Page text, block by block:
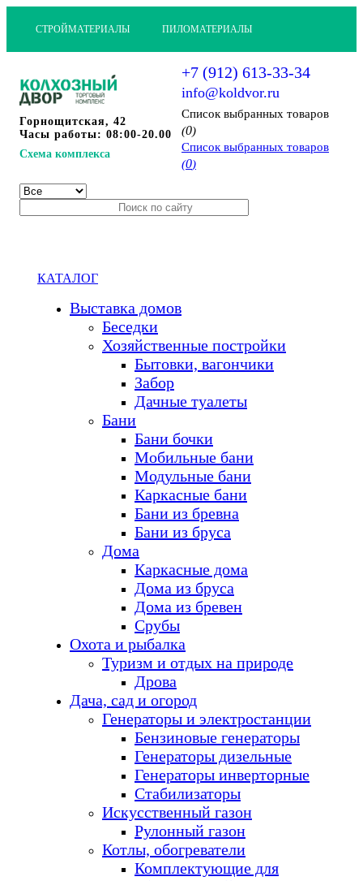
СТРОЙМАТЕРИАЛЫ ПИЛОМАТЕРИАЛЫ
Горнощитская, 42
Часы работы: 08:00-20.00
Схема комплекса
+7 (912) 613-33-34
info@koldvor.ru
Cписок выбранных товаров
(0)
Cписок выбранных товаров
(0)
КАТАЛОГ
Выставка домов
Беседки
Хозяйственные постройки
Бытовки, вагончики
Забор
Дачные туалеты
Бани
Бани бочки
Мобильные бани
Модульные бани
Каркасные бани
Бани из бревна
Бани из бруса
Дома
Каркасные дома
Дома из бруса
Дома из бревен
Срубы
Охота и рыбалка
Туризм и отдых на природе
Дрова
Дача, сад и огород
Генераторы и электростанции
Бензиновые генераторы
Генераторы дизельные
Генераторы инверторные
Стабилизаторы
Искусственный газон
Рулонный газон
Котлы, обогреватели
Комплектующие для